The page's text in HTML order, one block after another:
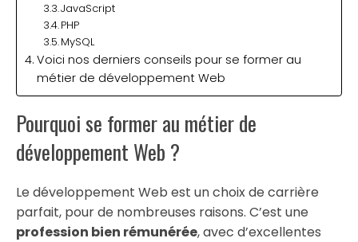
JavaScript
PHP
MySQL
Voici nos derniers conseils pour se former au
métier de développement Web
Pourquoi se former au métier de
développement Web ?
Le développement Web est un choix de carrière
parfait, pour de nombreuses raisons. C’est une
profession bien rémunérée, avec d’excellentes